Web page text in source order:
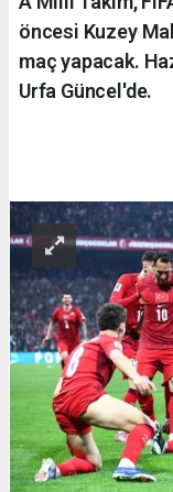
öncesi Kuzey
maç yapacak.
Urfa Güncel'de.